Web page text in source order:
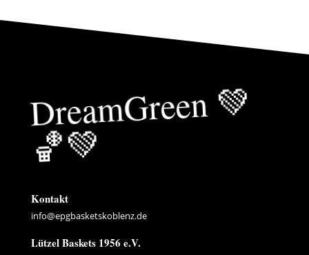
Drea
mGreen
💚
🏀
💚
Kontakt
info@epgbasketskoblenz.de
Lützel Baskets 1956 e.V.